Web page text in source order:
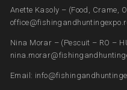
Anette Kasoly – (Food, Crame,
Nina Morar – (Pescuit – RO –
Email: